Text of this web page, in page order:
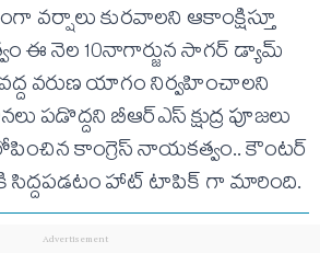
వర్షాలు కురవాలని ఆకాంక్షిస్తూ
ఈ నెల 10నాగార్జున సాగర్ డ్యామ్
వరుణ యాగం నిర్వహించాలని
పడొద్దని బీఆర్ఎస్ క్షుద్ర పూజలు
కాంగ్రెస్ నాయకత్వం.. కౌంటర్
హాట్ టాపిక్ గా మారింది.